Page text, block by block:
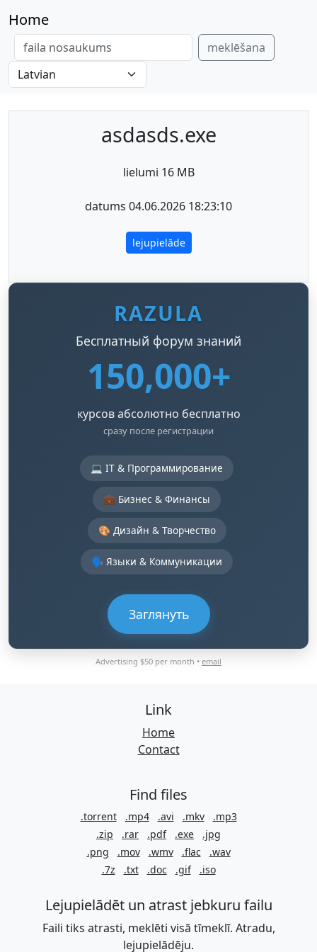
Home
meklēšana
asdasds.exe
lielumi 16 MB
datums 04.06.2026 18:23:10
lejupielāde
RAZULA
Бесплатный форум знаний
150,000+
курсов абсолютно бесплатно
сразу после регистрации
💻 IT & Программирование
💼 Бизнес & Финансы
🎨 Дизайн & Творчество
🗣️ Языки & Коммуникации
Заглянуть
Advertising $50 per month • email
Link
Home
Contact
Find files
.torrent .mp4 .avi .mkv
.mp3
.zip
.rar .pdf .exe
.jpg
.png
.mov .wmv .flac
.wav
.7z
.txt .doc .gif .iso
Lejupielādēt un atrast jebkuru failu
Faili tiks atrasti, meklēti visā tīmeklī. Atradu,
lejupielādēju.